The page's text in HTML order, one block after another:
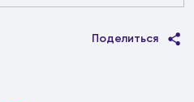
Поделиться